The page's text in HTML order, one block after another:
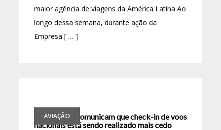
maior agência de viagens da América Latina Ao
longo dessa semana, durante ação da
Empresa [ … ]
AVIAÇÃO
Latam e Gol comunicam que check-in de voos
nacionais está sendo realizado mais cedo